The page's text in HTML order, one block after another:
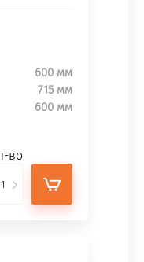
600 мм
715 мм
600 мм
во